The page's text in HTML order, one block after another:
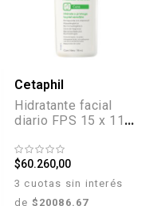
Cetaphil
Hidratante facial
diario FPS 15 x 118
$60.260,00
3 cuotas sin interés
de $20086.67